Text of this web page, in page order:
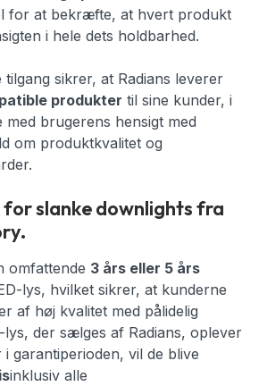
for at bekræfte, at hvert produkt
i hele dets holdbarhed.
sikrer, at Radians leverer
produkter til sine kunder, i
med brugerens hensigt med
om produktkvalitet og
slanke downlights fra
omfattende 3 års eller 5 års
lys, hvilket sikrer, at kunderne
af høj kvalitet med pålidelig
der sælges af Radians, oplever
garantiperioden, vil de blive
inklusiv alle